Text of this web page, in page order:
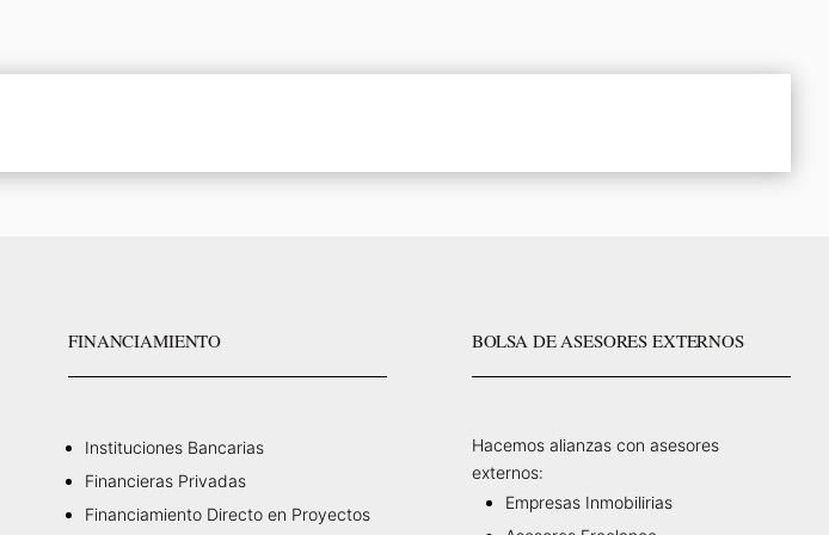
FINANCIAMIENTO
Instituciones Bancarias
Financieras Privadas
Financiamiento Directo en Proyectos
BOLSA DE ASESORES EXTERNOS
Hacemos alianzas con asesores
externos:
Empresas Inmobilirias